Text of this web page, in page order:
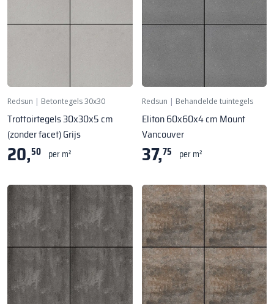
Redsun | Betontegels 30x30
Trottoirtegels 30x30x5 cm
(zonder facet) Grijs
20,50 per m²
Redsun | Behandelde tuintegels
Eliton 60x60x4 cm Mount
Vancouver
37,75 per m²